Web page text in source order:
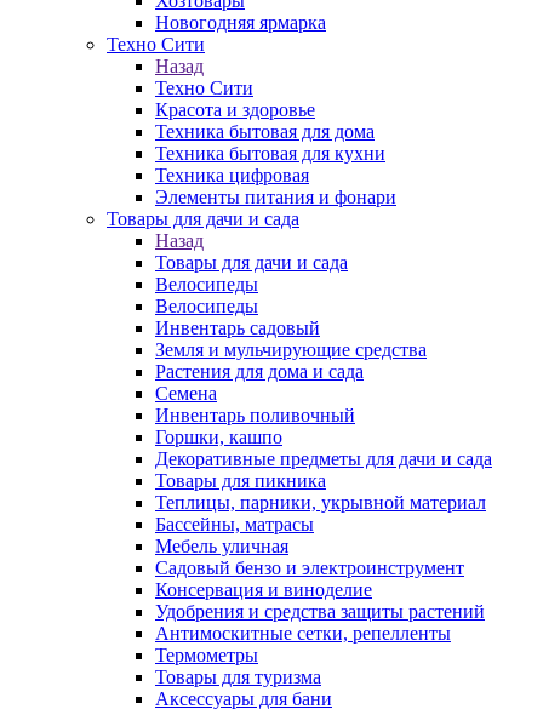
Новогодняя ярмарка
Техно Сити
Назад
Техно Сити
Красота и здоровье
Техника бытовая для дома
Техника бытовая для кухни
Техника цифровая
Элементы питания и фонари
Товары для дачи и сада
Назад
Товары для дачи и сада
Велосипеды
Велосипеды
Инвентарь садовый
Земля и мульчирующие средства
Растения для дома и сада
Семена
Инвентарь поливочный
Горшки, кашпо
Декоративные предметы для дачи и сада
Товары для пикника
Теплицы, парники, укрывной материал
Бассейны, матрасы
Мебель уличная
Садовый бензо и электроинструмент
Консервация и виноделие
Удобрения и средства защиты растений
Антимоскитные сетки, репелленты
Термометры
Товары для туризма
Аксессуары для бани